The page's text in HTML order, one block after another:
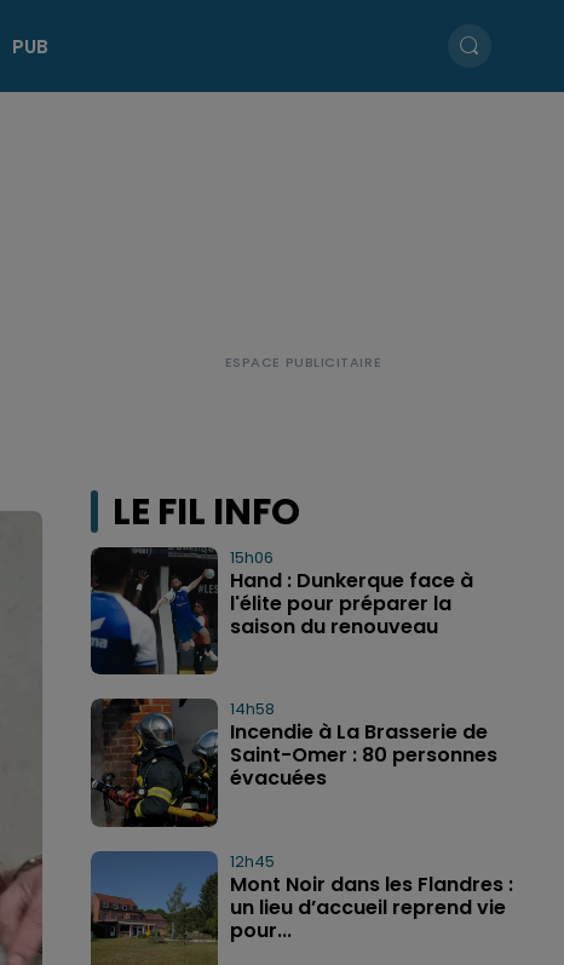
PUB
LE FIL INFO
15h06
Hand : Dunkerque face à
l'élite pour préparer la
saison du renouveau
14h58
Incendie à La Brasserie de
Saint-Omer : 80 personnes
évacuées
12h45
Mont Noir dans les Flandres :
un lieu d’accueil reprend vie
pour...